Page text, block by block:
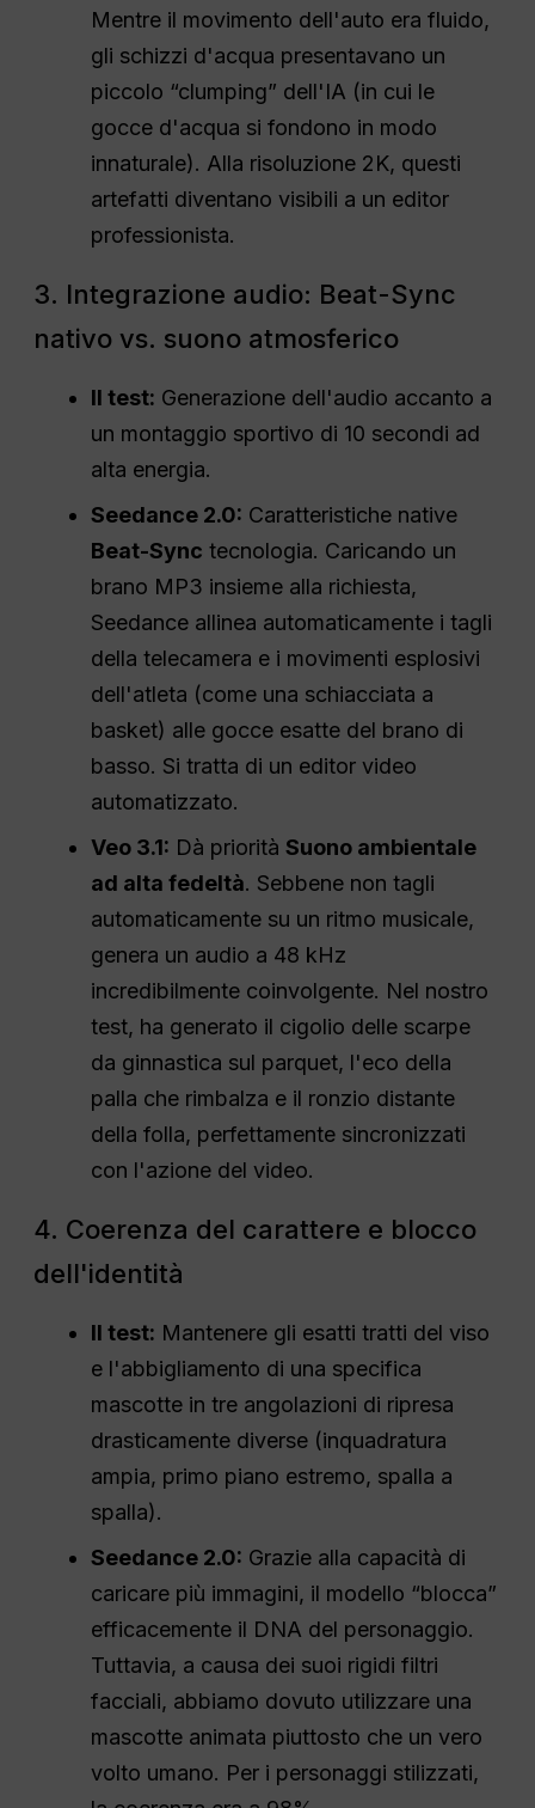
Mentre il movimento dell'auto era fluido,
gli schizzi d'acqua presentavano un
piccolo “clumping” dell'IA (in cui le
gocce d'acqua si fondono in modo
innaturale). Alla risoluzione 2K, questi
artefatti diventano visibili a un editor
professionista.
3. Integrazione audio: Beat-Sync
nativo vs. suono atmosferico
Il test: Generazione dell'audio accanto a
un montaggio sportivo di 10 secondi ad
alta energia.
Seedance 2.0: Caratteristiche native
Beat-Sync tecnologia. Caricando un
brano MP3 insieme alla richiesta,
Seedance allinea automaticamente i tagli
della telecamera e i movimenti esplosivi
dell'atleta (come una schiacciata a
basket) alle gocce esatte del brano di
basso. Si tratta di un editor video
automatizzato.
Veo 3.1: Dà prioritàSuono ambientale
ad alta fedeltà. Sebbene non tagli
automaticamente su un ritmo musicale,
genera un audio a 48 kHz
incredibilmente coinvolgente. Nel nostro
test, ha generato il cigolio delle scarpe
da ginnastica sul parquet, l'eco della
palla che rimbalza e il ronzio distante
della folla, perfettamente sincronizzati
con l'azione del video.
4. Coerenza del carattere e blocco
dell'identità
Il test: Mantenere gli esatti tratti del viso
e l'abbigliamento di una specifica
mascotte in tre angolazioni di ripresa
drasticamente diverse (inquadratura
ampia, primo piano estremo, spalla a
spalla).
Seedance 2.0: Grazie alla capacità di
caricare più immagini, il modello “blocca”
efficacemente il DNA del personaggio.
Tuttavia, a causa dei suoi rigidi filtri
facciali, abbiamo dovuto utilizzare una
mascotte animata piuttosto che un vero
volto umano. Per i personaggi stilizzati,